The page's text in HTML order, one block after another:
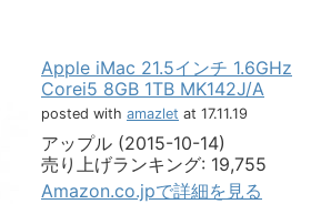
Apple iMac 21.5インチ 1.6GHz
Corei5 8GB 1TB MK142J/A
posted with amazlet at 17.11.19
アップル (2015-10-14)
売り上げランキング: 19,755
Amazon.co.jpで詳細を見る